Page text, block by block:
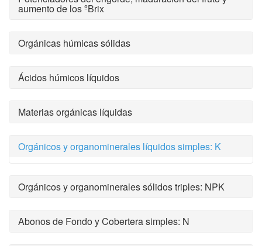
aumento de los ºBrix
Orgánicas húmicas sólidas
Ácidos húmicos líquidos
Materias orgánicas líquidas
Orgánicos y organominerales líquidos simples: K
Orgánicos y organominerales sólidos triples: NPK
Abonos de Fondo y Cobertera simples: N